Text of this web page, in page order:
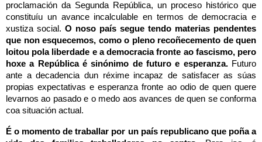
proclamación da Segunda República, un proceso histórico que
constituíu un avance incalculable en termos de democracia e
xustiza social. O noso país segue tendo materias pendentes
que non esquecemos, como o pleno recoñecemento de quen
loitou pola liberdade e a democracia fronte ao fascismo, pero
hoxe a República é sinónimo de futuro e esperanza.Futuro
ante a decadencia dun réxime incapaz de satisfacer as súas
propias expectativas e esperanza fronte ao odio de quen quere
levarnos ao pasado e o medo aos avances de quen se conforma
coa situación actual.
É o momento de traballar por un país republicano que poña a